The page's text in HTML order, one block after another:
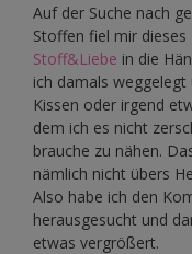
Auf der Suche nach
Stoffen fiel mir dieses
Stoff&Liebe in die
ich damals
Kissen oder irgend
dem ich es nicht
brauche zu nähen.
nämlich nicht übers
Also habe ich den
herausgesucht und
etwas vergrößert.